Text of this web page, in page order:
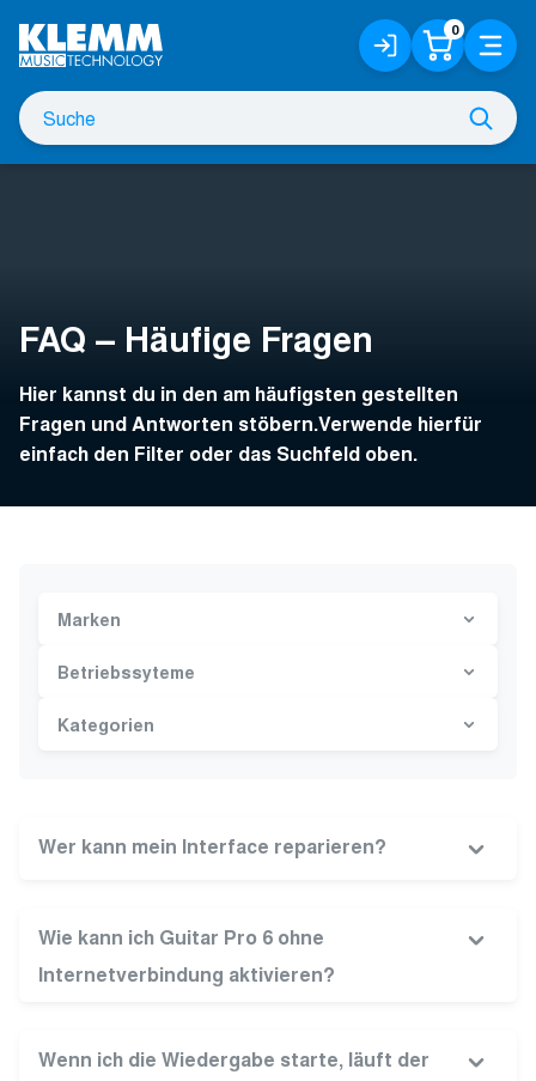
Hauptinhalt
Suche
nach
Anmelden
/
Registrieren
0 Menü
FAQ – Häufige Fragen
Hier kannst du in den am häufigsten gestellten
Fragen und Antworten stöbern.Verwende hierfür
einfach den Filter oder das Suchfeld oben.
Marken
Betriebssyteme
Kategorien
Wer kann mein Interface reparieren?
Wie kann ich Guitar Pro 6 ohne
Internetverbindung aktivieren?
Wenn ich die Wiedergabe starte, läuft der